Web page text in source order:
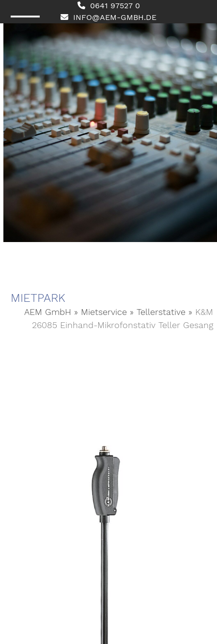
0641 97527 0
INFO@AEM-GMBH.DE
mobile
menu
mobile
menu
MIETPARK
AEM GmbH » Mietservice »Tellerstative » K&M
26085 Einhand-Mikrofonstativ Teller Gesang